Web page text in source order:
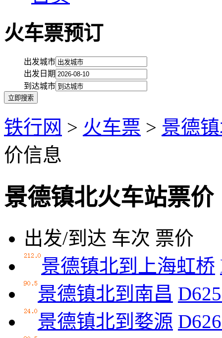
火车票预订
出发城市
出发日期
到达城市
铁行网 > 火车票 > 景德
价信息
景德镇北火车站票价
出发/到达 车次 票价
景德镇北到上海虹桥
景德镇北到南昌
景德镇北到婺源